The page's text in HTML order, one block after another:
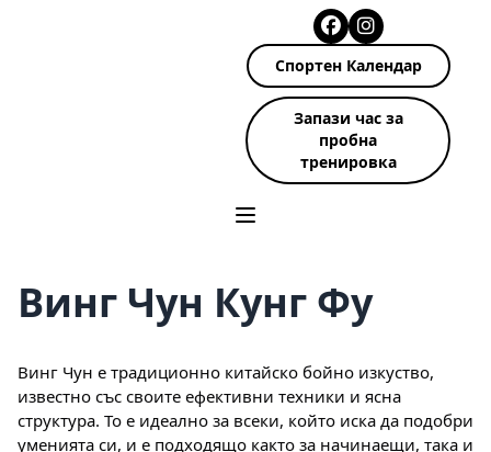
Спортен Календар
Запази час за
пробна
тренировка
Винг Чун Кунг Фу
Винг Чун е традиционно китайско бойно изкуство,
известно със своите ефективни техники и ясна
структура. То е идеално за всеки, който иска да подобри
уменията си, и е подходящо както за начинаещи, така и